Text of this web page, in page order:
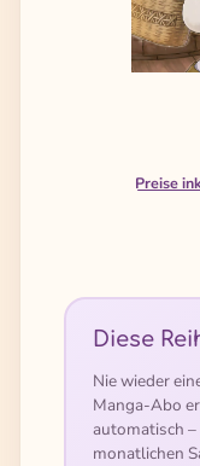
Preise
Diese
Nie wieder
Manga-Abo
automatisch
monatlichen